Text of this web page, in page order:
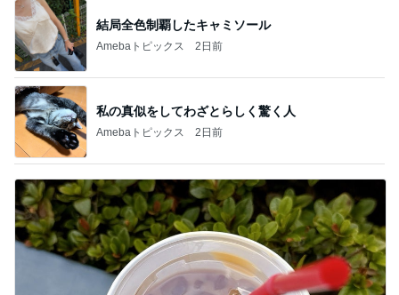
結局全色制覇したキャミソール
Amebaトピックス 2日前
私の真似をしてわざとらしく驚く人
Amebaトピックス 2日前